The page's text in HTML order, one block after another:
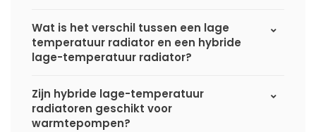
Wat is het verschil tussen een lage
temperatuur radiator en een hybride
lage-temperatuur radiator?
Zijn hybride lage-temperatuur
radiatoren geschikt voor
warmtepompen?